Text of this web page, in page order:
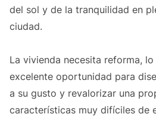
del sol y de la tranquilidad en
ciudad.
La vivienda necesita reforma,
excelente oportunidad para
a su gusto y revalorizar una
características muy difíciles de